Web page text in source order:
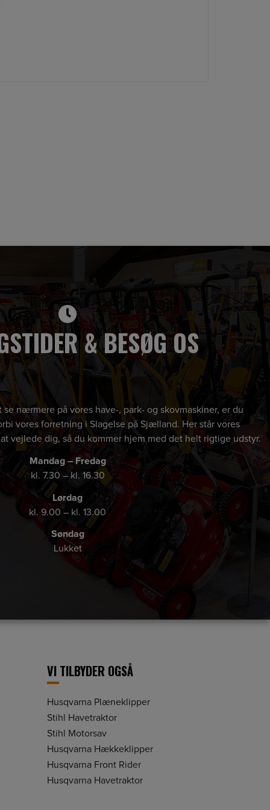
& BESØG OS
nærmere på vores have-, park- og skovmaskiner, er du
vores forretning i Slagelse på Sjælland. Her står vores
vejlede dig, så du kommer hjem med det helt rigtige udstyr.
Mandag – Fredag
kl. 7.30 – kl. 16.30
Lørdag
kl. 9.00 – kl. 13.00
Søndag
Lukket
VI TILBYDER OGSÅ
Husqvarna Plæneklipper
Stihl Havetraktor
Stihl Motorsav
Husqvarna Hækkeklipper
Husqvarna Front Rider
Husqvarna Havetraktor